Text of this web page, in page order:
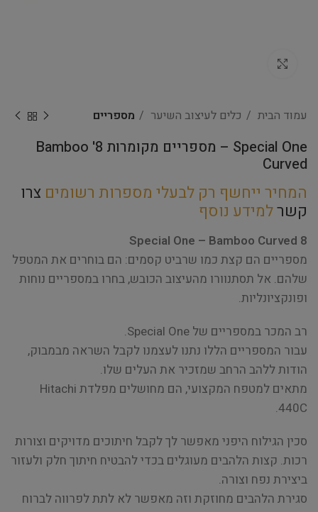
עמוד הבית כלים לעיצוב השיער מספריים
Special One – מספריים מקומרות 8' Bamboo
Curved
המחיר ייחשף רק לבעלי מספרות רשומים צרו
קשרלמידע נוסף
Special One – Bamboo Curved 8
מספריים הם קצת כמו שרביט קסמים: הם בוחרים את המטפל
שלהם. אל תסתנוורו מהעיצוב הכובש, בחרו במספריים נוחות
ופונקציונליות.
רב המכר במספריים של Special One.
עבור המספריים הללו נתנו לעצמנו לקבל השראה מבמבוק,
הודות ללהב הרחב שמזכיר את העלים שלו.
מתאים למטפח המקצועי, הם מחושלים מפלדת Hitachi
440C.
סכין הגילוח היפני מאפשר לך לקבל חיתוכים מדויקים וצורות
רכות. קצות הלהבים מעוגלים בכדי להבטיח חיתוך חלק ולעזור
ביצירת נפח וצורה.
סגירת הלהבים מחוזקת וזה מאפשר לא לתת לפרווה לברוח